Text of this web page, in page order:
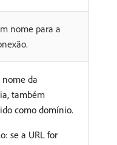
nome para a
nome da
também
como domínio.
se a URL for